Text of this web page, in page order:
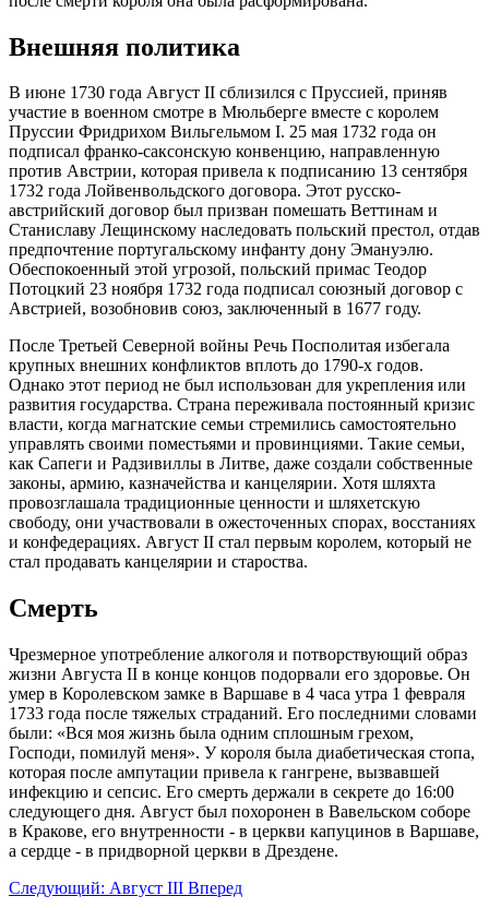
Внешняя политика
В июне 1730 года Август II сблизился с Пруссией, приняв
участие в военном смотре в Мюльберге вместе с королем
Пруссии Фридрихом Вильгельмом I. 25 мая 1732 года он
подписал франко-саксонскую конвенцию, направленную
против Австрии, которая привела к подписанию 13 сентября
1732 года Лойвенвольдского договора. Этот русско-
австрийский договор был призван помешать Веттинам и
Станиславу Лещинскому наследовать польский престол, отдав
предпочтение португальскому инфанту дону Эмануэлю.
Обеспокоенный этой угрозой, польский примас Теодор
Потоцкий 23 ноября 1732 года подписал союзный договор с
Австрией, возобновив союз, заключенный в 1677 году.
После Третьей Северной войны Речь Посполитая избегала
крупных внешних конфликтов вплоть до 1790-х годов.
Однако этот период не был использован для укрепления или
развития государства. Страна переживала постоянный кризис
власти, когда магнатские семьи стремились самостоятельно
управлять своими поместьями и провинциями. Такие семьи,
как Сапеги и Радзивиллы в Литве, даже создали собственные
законы, армию, казначейства и канцелярии. Хотя шляхта
провозглашала традиционные ценности и шляхетскую
свободу, они участвовали в ожесточенных спорах, восстаниях
и конфедерациях. Август II стал первым королем, который не
стал продавать канцелярии и староства.
Смерть
Чрезмерное употребление алкоголя и потворствующий образ
жизни Августа II в конце концов подорвали его здоровье. Он
умер в Королевском замке в Варшаве в 4 часа утра 1 февраля
1733 года после тяжелых страданий. Его последними словами
были: «Вся моя жизнь была одним сплошным грехом,
Господи, помилуй меня». У короля была диабетическая стопа,
которая после ампутации привела к гангрене, вызвавшей
инфекцию и сепсис. Его смерть держали в секрете до 16:00
следующего дня. Август был похоронен в Вавельском соборе
в Кракове, его внутренности - в церкви капуцинов в Варшаве,
а сердце - в придворной церкви в Дрездене.
Следующий: Август III Вперед